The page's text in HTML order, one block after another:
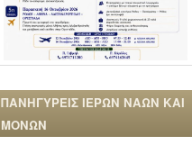
ΠΑΝΗΓΥΡΕΙΣ ΙΕΡΩΝ ΝΑΩΝ ΚΑΙ
ΜΟΝΩΝ